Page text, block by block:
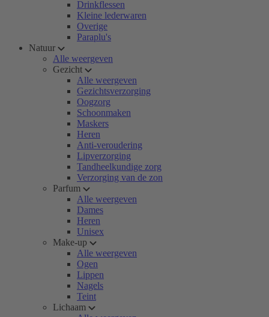
Drinkflessen
Kleine lederwaren
Overige
Paraplu's
Natuur
Alle weergeven
Gezicht
Alle weergeven
Gezichtsverzorging
Oogzorg
Schoonmaken
Maskers
Heren
Anti-veroudering
Lipverzorging
Tandheelkundige zorg
Verzorging van de zon
Parfum
Alle weergeven
Dames
Heren
Unisex
Make-up
Alle weergeven
Ogen
Lippen
Nagels
Teint
Lichaam